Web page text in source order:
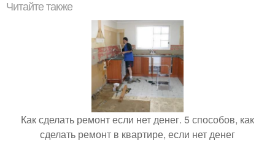
Читайте также
Как сделать ремонт если нет денег. 5 способов, как
сделать ремонт в квартире, если нет денег